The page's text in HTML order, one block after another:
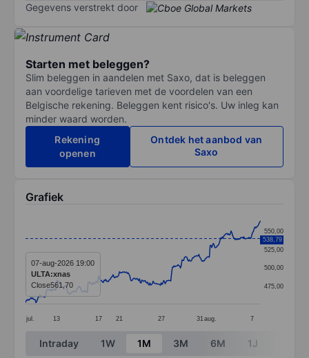
Gegevens verstrekt door
Starten met beleggen?
Slim beleggen in aandelen met Saxo, dat is beleggen
aan voordelige tarieven met de voordelen van een
Belgische rekening. Beleggen kent risico's. Uw inleg kan
minder waard worden.
Rekening
openen
Ontdek het aanbod van
Saxo
Grafiek
The chart has 1 X axis displaying categories.
The chart has 1 Y axis displaying values. Data ranges
jul. 13 17 21 27 31 aug. 7
475,00
500,00
525,00
550,00
538,79
07-aug-2026 19:00
ULTA:xnas
Close561,70
End of interactive chart.
Intraday 1W 1M 3M 6M 1J